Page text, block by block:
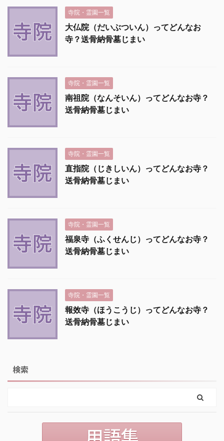
寺院・霊園一覧
大仏院（だいぶついん）ってどんなお
寺？送骨納骨墓じまい
寺院・霊園一覧
南祖院（なんそいん）ってどんなお寺？
送骨納骨墓じまい
寺院・霊園一覧
直指院（じきしいん）ってどんなお寺？
送骨納骨墓じまい
寺院・霊園一覧
福泉寺（ふくせんじ）ってどんなお寺？
送骨納骨墓じまい
寺院・霊園一覧
報效寺（ほうこうじ）ってどんなお寺？
送骨納骨墓じまい
検索